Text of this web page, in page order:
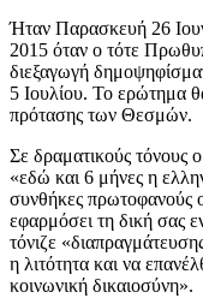
Ήταν Παρασκευή 26
2015 όταν ο τότε
διεξαγωγή
5 Ιουλίου. Το ερώτημα
πρότασης των Θεσμών.
Σε δραματικούς τόνους
«εδώ και 6 μήνες η
συνθήκες πρωτοφανούς
εφαρμόσει τη δική σας
τόνιζε
η λιτότητα και να
κοινωνική δικαιοσύνη».